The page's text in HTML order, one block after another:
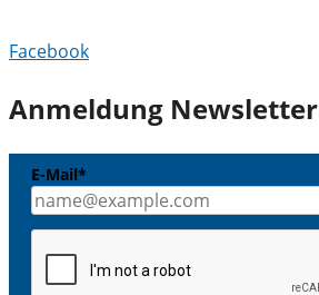
Facebook
Anmeldung Newsletter
E-Mail*